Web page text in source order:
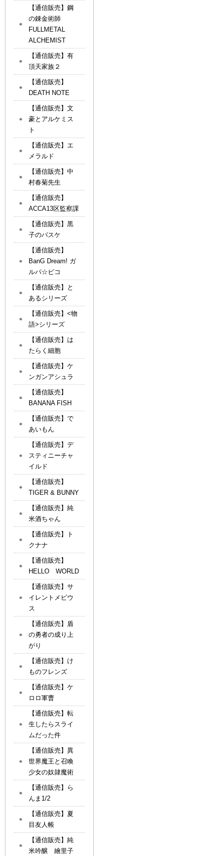
【通信販売】鋼
の錬金術師
FULLMETAL
ALCHEMIST
【通信販売】有
頂天家族２
【通信販売】
DEATH NOTE
【通信販売】文
豪とアルケミス
ト
【通信販売】エ
メラルド
【通信販売】中
村春菊先生
【通信販売】
ACCA13区監察課
【通信販売】黒
子のバスケ
【通信販売】
BanG Dream! ガ
ルパ☆ピコ
【通信販売】と
あるシリーズ
【通信販売】<物
語>シリーズ
【通信販売】は
たらく細胞
【通信販売】ケ
ンガンアシュラ
【通信販売】
BANANA FISH
【通信販売】で
あいもん
【通信販売】デ
スティニーチャ
イルド
【通信販売】
TIGER & BUNNY
【通信販売】純
米酒ちゃん
【通信販売】ト
クナナ
【通信販売】
HELLO WORLD
【通信販売】サ
イレントメビウ
ス
【通信販売】盾
の勇者の成り上
がり
【通信販売】け
ものフレンズ
【通信販売】ケ
ロロ軍曹
【通信販売】転
生したらスライ
ムだった件
【通信販売】異
世界魔王と召喚
少女の奴隷魔術
【通信販売】ら
んま1/2
【通信販売】夏
目友人帳
【通信販売】純
米吟醸 繪里子